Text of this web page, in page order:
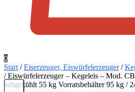
0
Start /Eiserzeuger, Eiswürfelerzeuger/
/Eiswürfelerzeuger – Kegeleis – Mod.
luftgekühlt 55 kg Vorratsbehälter 95 kg /